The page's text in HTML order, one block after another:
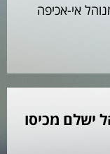
אי-אכיפה
ישלם מכיסו